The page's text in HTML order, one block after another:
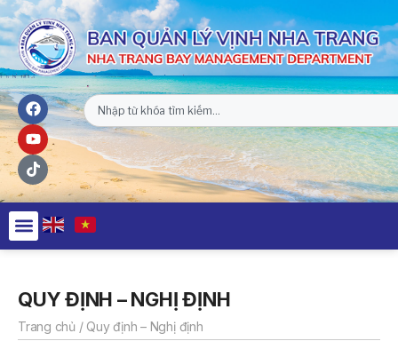
QUY ĐỊNH – NGHỊ ĐỊNH
Trang chủ / Quy định – Nghị định